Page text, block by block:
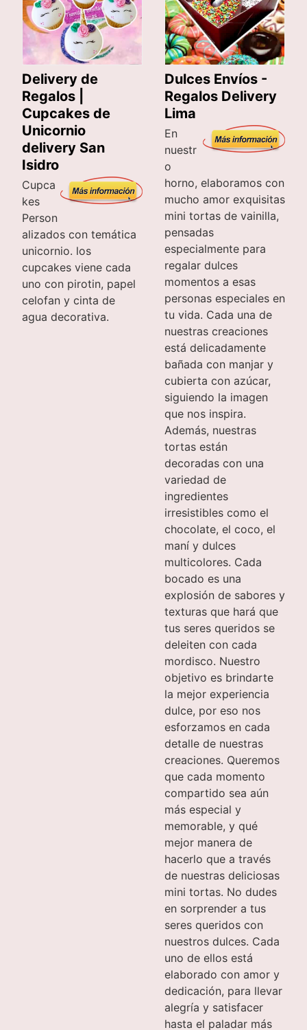
Delivery de
Regalos |
Cupcakes de
Unicornio
delivery San
Isidro
Cupca
kes
Person
alizados con temática
unicornio. los
cupcakes viene cada
uno con pirotin, papel
celofan y cinta de
agua decorativa.
Dulces Envíos -
Regalos Delivery
Lima
En
nuestr
o
horno, elaboramos con
mucho amor exquisitas
mini tortas de vainilla,
pensadas
especialmente para
regalar dulces
momentos a esas
personas especiales en
tu vida. Cada una de
nuestras creaciones
está delicadamente
bañada con manjar y
cubierta con azúcar,
siguiendo la imagen
que nos inspira.
Además, nuestras
tortas están
decoradas con una
variedad de
ingredientes
irresistibles como el
chocolate, el coco, el
maní y dulces
multicolores. Cada
bocado es una
explosión de sabores y
texturas que hará que
tus seres queridos se
deleiten con cada
mordisco. Nuestro
objetivo es brindarte
la mejor experiencia
dulce, por eso nos
esforzamos en cada
detalle de nuestras
creaciones. Queremos
que cada momento
compartido sea aún
más especial y
memorable, y qué
mejor manera de
hacerlo que a través
de nuestras deliciosas
mini tortas. No dudes
en sorprender a tus
seres queridos con
nuestros dulces. Cada
uno de ellos está
elaborado con amor y
dedicación, para llevar
alegría y satisfacer
hasta el paladar más